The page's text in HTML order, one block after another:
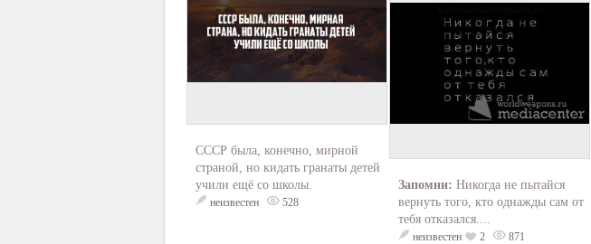
СССР была, конечно, мирной
страной, но кидать гранаты детей
учили ещё со школы.
неизвестен 528
Запомни: Никогда не пытайся
вернуть того, кто однажды сам от
тебя отказался....
неизвестен 2 871